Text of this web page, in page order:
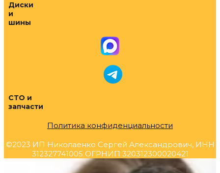
Диски
и
шины
СТО и
запчасти
Политика конфиденциальности
©2023 ИП Николаенко Сергей Александрович, ИНН
312327741005 ОГРНИП 320312300020421